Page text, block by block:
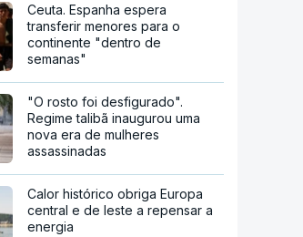
Ceuta. Espanha espera
transferir menores para o
continente "dentro de
semanas"
"O rosto foi desfigurado".
Regime talibã inaugurou uma
nova era de mulheres
assassinadas
Calor histórico obriga Europa
central e de leste a repensar a
energia